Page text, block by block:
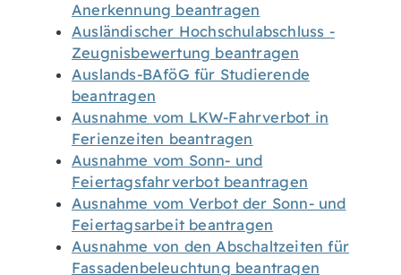
Anerkennung beantragen
Ausländischer Hochschulabschluss -
Zeugnisbewertung beantragen
Auslands-BAföG für Studierende
beantragen
Ausnahme vom LKW-Fahrverbot in
Ferienzeiten beantragen
Ausnahme vom Sonn- und
Feiertagsfahrverbot beantragen
Ausnahme vom Verbot der Sonn- und
Feiertagsarbeit beantragen
Ausnahme von den Abschaltzeiten für
Fassadenbeleuchtung beantragen